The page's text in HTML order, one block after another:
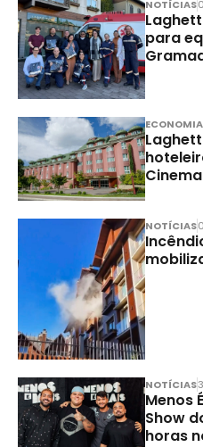
NOTÍCIAS
para
ECONOMIA
NOTÍCIAS
NOTÍCIAS
Menos
Show
horas